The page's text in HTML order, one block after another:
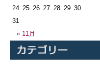
« 11月
24 25 26 27 28 29 30
31